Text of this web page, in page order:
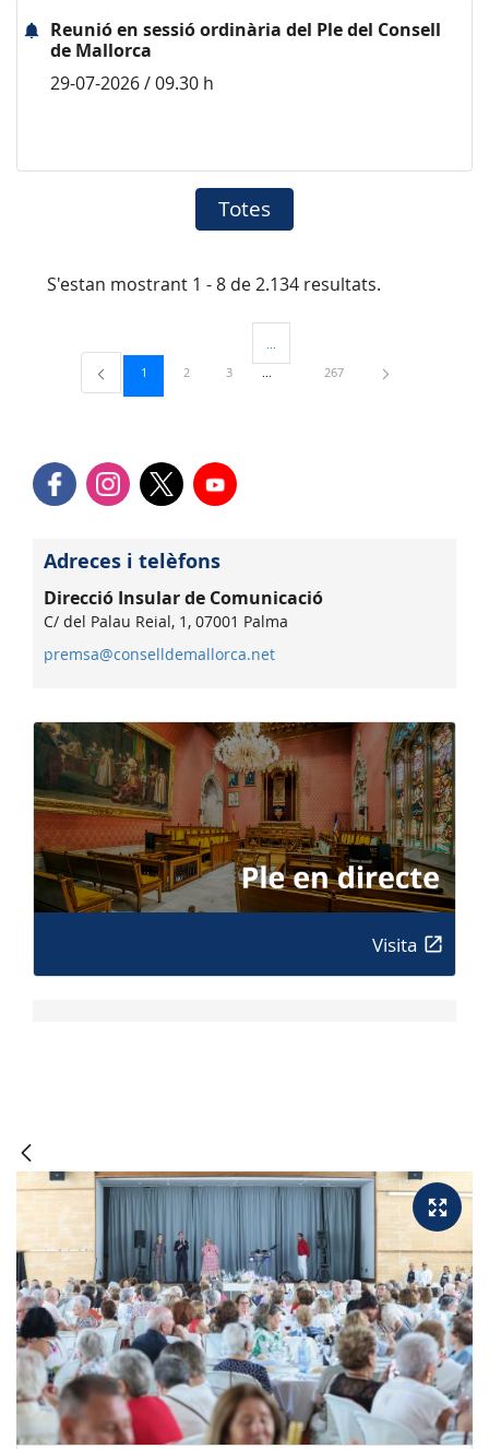
Reunió en sessió ordinària del Ple del Consell
de Mallorca
29-07-2026 / 09.30 h
Totes
S'estan mostrant 1 - 8 de 2.134 resultats.
Pàgina
1 Pàgina
2 Pàgina
3
Pàgines intermèdies Utilitzeu TAB per
Pàgina
267
Adreces i telèfons
Direcció Insular de Comunicació
C/ del Palau Reial, 1, 07001 Palma
premsa@conselldemallorca.net
Visita